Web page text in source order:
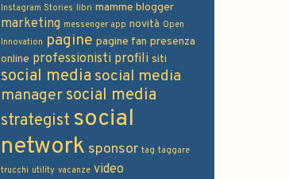
Instagram Stories libri mamme blogger
marketing messenger app novità Open
Innovation pagine pagine fan presenza
online professionisti profili siti
social media social media
manager social media
strategist social
network sponsor tag taggare
trucchi utility vacanze video